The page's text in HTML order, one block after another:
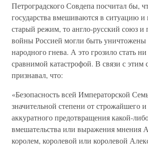
Петроградского Совдепа посчитал бы,
государства вмешиваются в ситуацию
старый режим, то англо-русский союз и
войны Россией могли быть
народного гнева. А это грозило стать
сравнимой катастрофой. В связи с этим
признавал, что:
«Безопасность всей Императорской
значительной степени от строжайшего
аккуратного предотвращения какой-
вмешательства или выражения мнения
королем, королевой или королевой